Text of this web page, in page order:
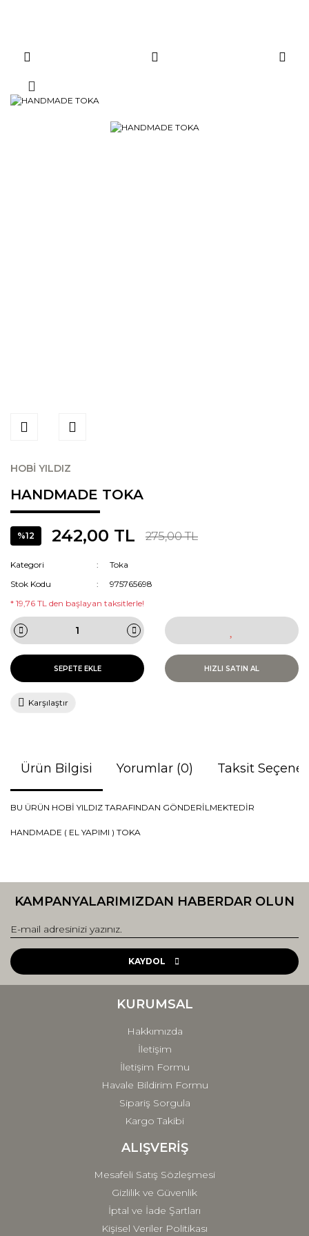
HOBİ YILDIZ
HANDMADE TOKA
%12 242,00 TL 275,00 TL
Kategori
Toka
Stok Kodu
975765698
* 19,76 TL den başlayan taksitlerle!
SEPETE EKLE HIZLI SATIN AL
Karşılaştır
Ürün Bilgisi Yorumlar (0) Taksit
BU ÜRÜN HOBİ YILDIZ TARAFINDAN GÖNDERİLMEKTEDİR
HANDMADE ( EL YAPIMI ) TOKA
konularda yetersiz gördüğünüz noktaları öneri formunu
Görüş ve önerileriniz için teşekkür ederiz.
Ürün resmi kalitesiz, bozuk veya görüntülenemiyor.
Ürün açıklamasında eksik bilgiler bulunuyor.
Ürün fiyatı diğer sitelerden daha pahalı.
Gönder
KAMPANYALARIMIZDAN HABERDAR OLUN
KAYDOL
KURUMSAL
Hakkımızda
İletişim
İletişim Formu
Havale Bildirim Formu
Sipariş Sorgula
Kargo Takibi
ALIŞVERİŞ
Mesafeli Satış Sözleşmesi
Gizlilik ve Güvenlik
İptal ve İade Şartları
Kişisel Veriler Politikası